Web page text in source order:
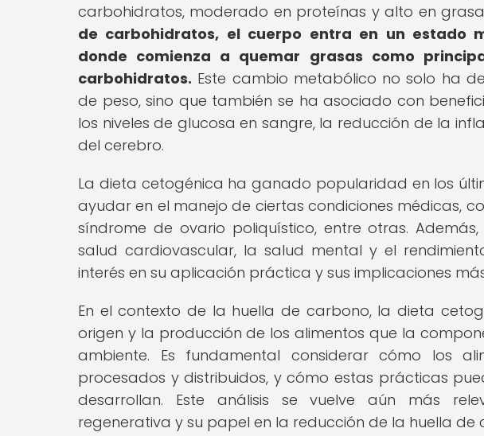
carbohidratos, moderado en proteínas y alto en
de carbohidratos, el cuerpo entra en un estado
donde comienza a quemar grasas como
carbohidratos. Este cambio metabólico no solo ha
de peso, sino que también se ha asociado con
los niveles de glucosa en sangre, la reducción de la
del cerebro.
La dieta cetogénica ha ganado popularidad en los
ayudar en el manejo de ciertas condiciones médicas,
síndrome de ovario poliquístico, entre otras.
salud cardiovascular, la salud mental y el
interés en su aplicación práctica y sus implicaciones
En el contexto de la huella de carbono, la dieta
origen y la producción de los alimentos que la
ambiente. Es fundamental considerar cómo los
procesados y distribuidos, y cómo estas prácticas
desarrollan. Este análisis se vuelve aún más
regenerativa y su papel en la reducción de la huella de